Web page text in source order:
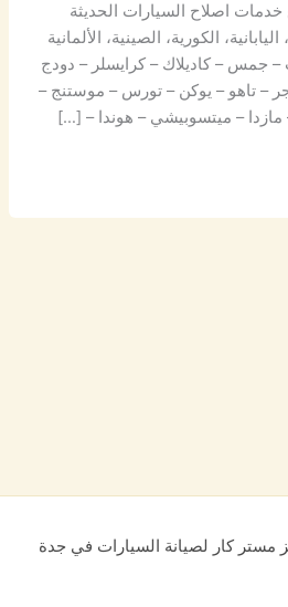
اصلاح السيارات الحديثة
الكورية، الصينية، الألمانية
– جمس – كاديلاك – كرايسلر – دودج
– تاهو – يوكن – تورس – موستنج –
– ميتسوبيشي – هوندا – […]